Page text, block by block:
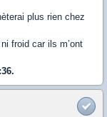
plus rien chez
froid car ils m’ont